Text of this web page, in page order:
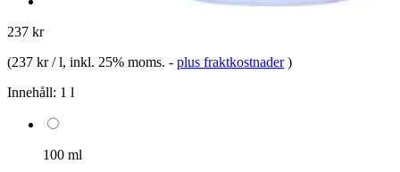
237 kr
(237 kr / l, inkl. 25% moms. - plus fraktkostnader )
Innehåll: 1 l
100 ml